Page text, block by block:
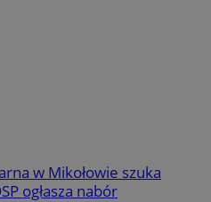
w Mikołowie szuka
ogłasza nabór